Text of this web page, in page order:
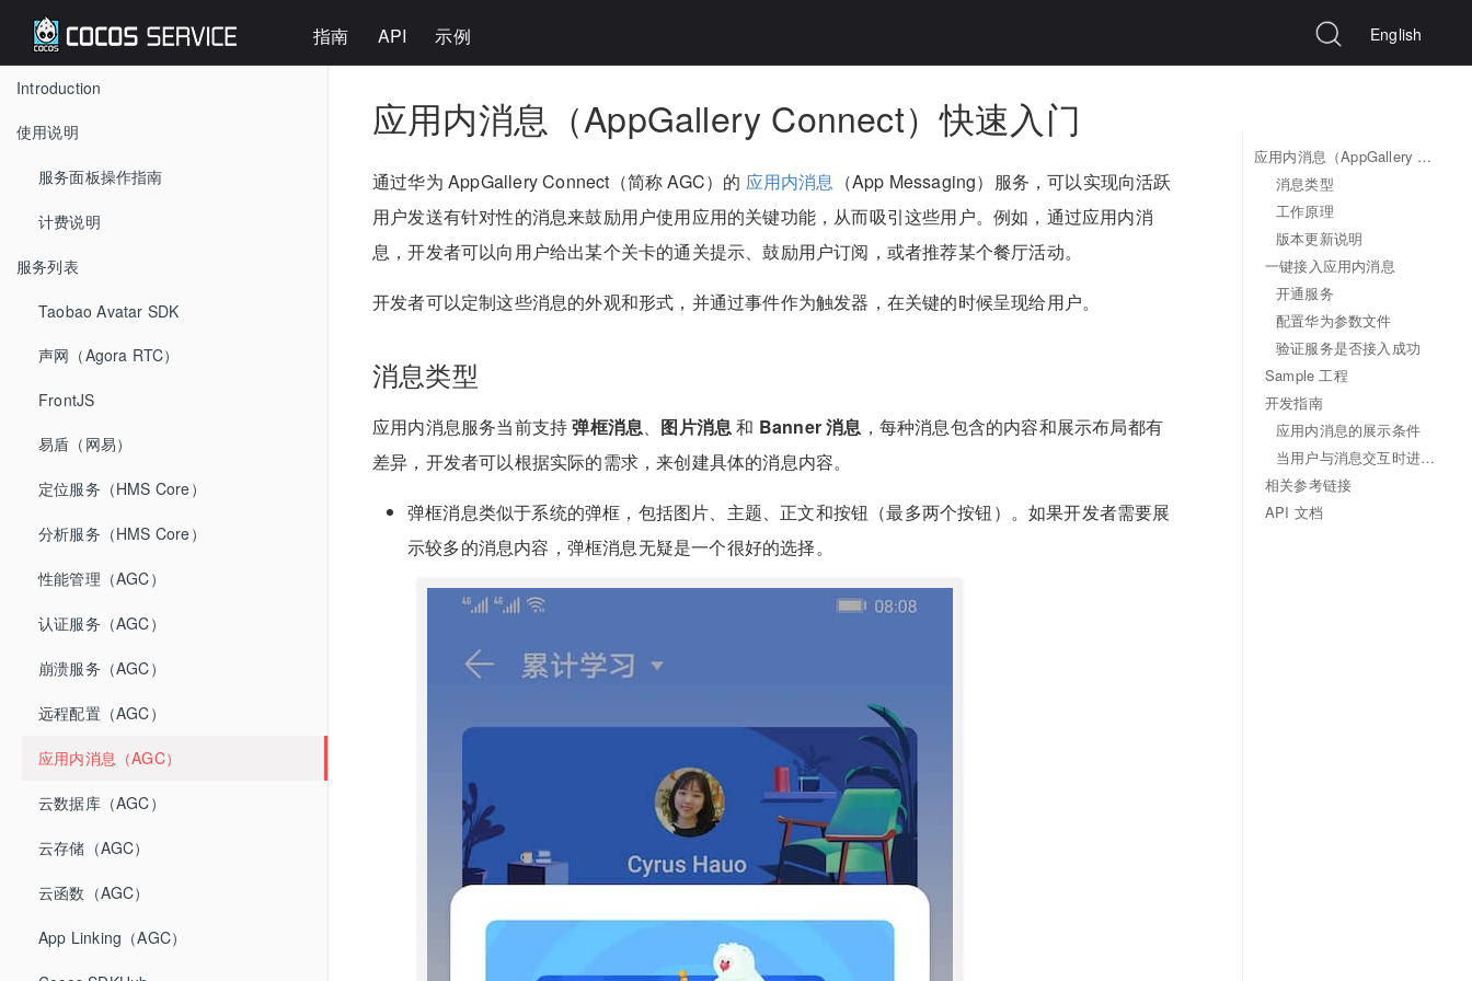
指南 API 示例 English
Introduction
使用说明
服务面板操作指南
计费说明
服务列表
Taobao Avatar SDK
声网（Agora RTC）
FrontJS
易盾（网易）
定位服务（HMS Core）
分析服务（HMS Core）
性能管理（AGC）
认证服务（AGC）
崩溃服务（AGC）
远程配置（AGC）
应用内消息（AGC）
云数据库（AGC）
云存储（AGC）
云函数（AGC）
App Linking（AGC）
应用内消息（AppGallery Connect）快速入门
消息类型
工作原理
版本更新说明
一键接入应用内消息
开通服务
配置华为参数文件
验证服务是否接入成功
Sample 工程
开发指南
应用内消息的展示条件
当用户与消息交互时进行响应
相关参考链接
API 文档
应用内消息（AppGallery Connect）快速入门
通过华为 AppGallery Connect（简称 AGC）的 应用内消息 （App Messaging）服务，可以实现向活跃
用户发送有针对性的消息来鼓励用户使用应用的关键功能，从而吸引这些用户。例如，通过应用内消
息，开发者可以向用户给出某个关卡的通关提示、鼓励用户订阅，或者推荐某个餐厅活动。
开发者可以定制这些消息的外观和形式，并通过事件作为触发器，在关键的时候呈现给用户。
消息类型
应用内消息服务当前支持弹框消息、 图片消息和 Banner 消息 ，每种消息包含的内容和展示布局都有
差异，开发者可以根据实际的需求，来创建具体的消息内容。
弹框消息类似于系统的弹框，包括图片、主题、正文和按钮（最多两个按钮）。如果开发者需要展
示较多的消息内容，弹框消息无疑是一个很好的选择。